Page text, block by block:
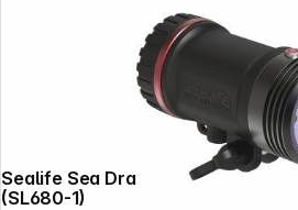
Sealife Sea Dragon 5000+ with Color Boost Light Head
(SL680-1)